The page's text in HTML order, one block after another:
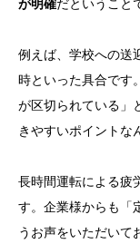
が明確だということ
例えば、学校への送
時といった具合です
が区切られている」
きやすいポイントな
長時間運転による疲
す。企業様からも「
うお声をいただいて